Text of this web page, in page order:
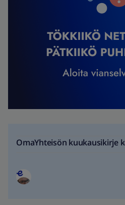
OmaYhteisön kuukausikirje